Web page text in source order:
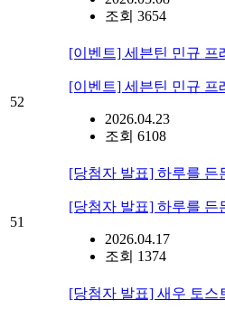
조회 3654
52
[이벤트] 세븐틴 민규 프
[이벤트] 세븐틴 민규 프
2026.04.23
조회 6108
51
[당첨자 발표] 하루를 든
[당첨자 발표] 하루를 든
2026.04.17
조회 1374
[당첨자 발표] 새우 토스